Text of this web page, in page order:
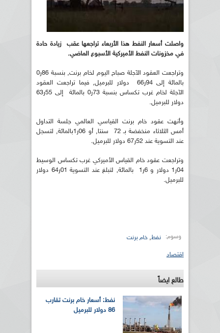
واصلت أسعار النفط هذا الأربعاء تراجعها عقب زيادة حادة
في مخزونات النفط الأميركية الأسبوع الماضي.
وتراجعت العقود الآجلة صباح اليوم لخام برنت, بنسبة 86ر0
بالمائة إلى 94ر66 دولار للبرميل, فيما تراجعت العقود
الآجلة لخام غرب تكساس بنسبة 73ر0 بالمائة إلى 55ر63
دولار للبرميل.
وأنهت عقود خام برنت القياسي العالمي جلسة التداول
أمس الثلاثاء منخفضة بـ 72 سنتا, أو 06ر1بالمائة, لتسجل
عند التسوية عند 52ر67 دولار للبرميل.
وتراجعت عقود خام القياس الأميركي غرب تكساس الوسيط
04ر1 دولار و 6ر1 بالمائة, لتبلغ عند التسوية 01ر64 دولار
للبرميل.
وسوم: نفط, خام برنت
اقتصاد
طالع ايضاً
نفط: أسعار خام برنت تقارب
86 دولار للبرميل